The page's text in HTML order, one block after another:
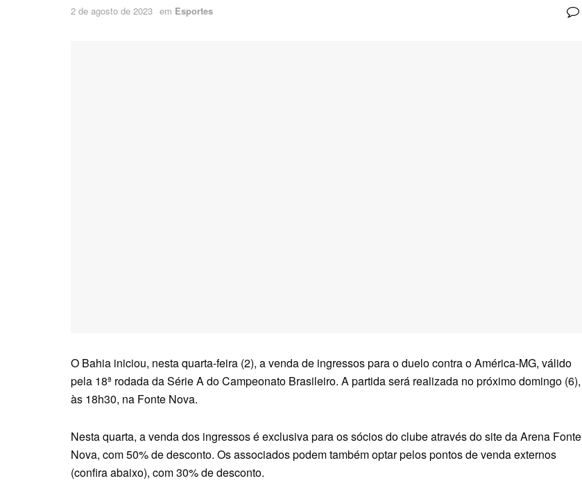
2 de agosto de 2023 em Esportes
O Bahia iniciou, nesta quarta-feira (2), a venda de ingressos para o duelo contra o América-MG, válido
pela 18ª rodada da Série A do Campeonato Brasileiro. A partida será realizada no próximo domingo (6),
às 18h30, na Fonte Nova.
Nesta quarta, a venda dos ingressos é exclusiva para os sócios do clube através do site da Arena Fonte
Nova, com 50% de desconto. Os associados podem também optar pelos pontos de venda externos
(confira abaixo), com 30% de desconto.